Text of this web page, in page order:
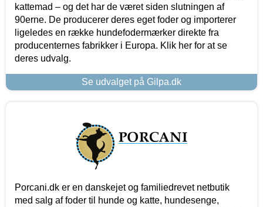
kattemad – og det har de været siden slutningen af
90erne. De producerer deres eget foder og importerer
ligeledes en række hundefodermærker direkte fra
producenternes fabrikker i Europa. Klik her for at se
deres udvalg.
Se udvalget på Gilpa.dk
Porcani.dk er en danskejet og familiedrevet netbutik
med salg af foder til hunde og katte, hundesenge,